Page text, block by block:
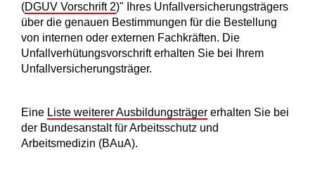
(DGUV Vorschrift 2)" Ihres Unfallversicherungsträgers
über die genauen Bestimmungen für die Bestellung
von internen oder externen Fachkräften. Die
Unfallverhütungsvorschrift erhalten Sie bei Ihrem
Unfallversicherungsträger.
Eine Liste weiterer Ausbildungsträger erhalten Sie bei
der Bundesanstalt für Arbeitsschutz und
Arbeitsmedizin (BAuA).